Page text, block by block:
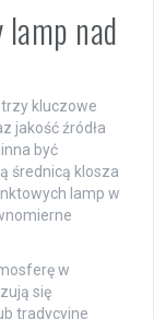
nad
trzy kluczowe
jakość źródła
być
średnicą klosza
lamp w
w
się
tradycyjne